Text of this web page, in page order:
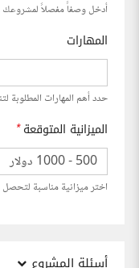
أدخل وصفاً مفصلاً لمشروعك
المهارات
حدد أهم المهارات المطلوبة
الميزانية المتوقعة*
500 - 1000 دولار
اختر ميزانية مناسبة
أسئلة المشروع